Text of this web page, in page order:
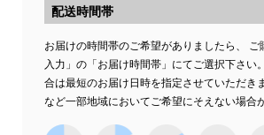
配送時間帯
お届けの時間帯のご希望がありましたら、 ご
入力」の「お届け時間帯」にてご選択下さい
合は最短のお届け日時を指定させていただき
など一部地域においてご希望にそえない場合